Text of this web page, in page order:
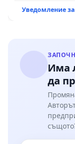
Уведомление
Има
да